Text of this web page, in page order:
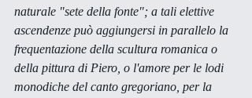
naturale "sete della fonte"; a tali elettive
ascendenze può aggiungersi in parallelo la
frequentazione della scultura romanica o
della pittura di Piero, o l'amore per le lodi
monodiche del canto gregoriano, per la